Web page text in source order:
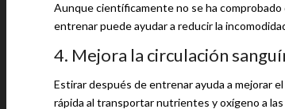
Aunque científicamente no se ha
entrenar puede ayudar a reducir la
4. Mejora la circulación
Estirar después de entrenar ayuda a mejorar
rápida al transportar nutrientes y oxígeno a